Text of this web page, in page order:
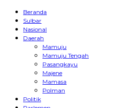
Beranda
Sulbar
Nasional
Daerah
Mamuju
Mamuju Tengah
Pasangkayu
Majene
Mamasa
Polman
Politik